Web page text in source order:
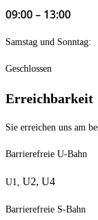
09:00 – 13:00
Samstag und Sonntag:
Geschlossen
Erreichbarkeit
Sie erreichen uns am
Barrierefreie U-Bahn
U1, U2, U4
Barrierefreie S-Bahn